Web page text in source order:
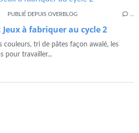
PUBLIÉ DEPUIS OVERBLOG
à fabriquer au cycle 2
couleurs, tri de pâtes façon awalé, les
pour travailler...